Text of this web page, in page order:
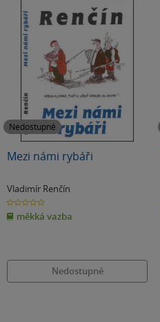
Nedostupné
Mezi námi rybáři
Vladimír Renčín
0.0
z
5
hvězdiček
měkká vazba
Nedostupné